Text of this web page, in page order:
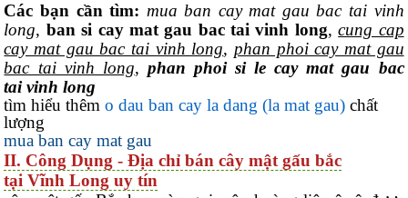
Các bạn cần tìm: mua ban cay mat gau bac tai vinh
long, ban si cay mat gau bac tai vinh long,cung cap
cay mat gau bac tai vinh long, phan phoi cay mat gau
bac tai vinh long, phan phoi si le cay mat gau bac
tai vinh long
tìm hiểu thêmo dau ban cay la dang (la mat gau) chất
lượng
mua ban cay mat gau
II. Công Dụng - Địa chỉ bán cây mật gấu bắc
tại Vĩnh Long uy tín